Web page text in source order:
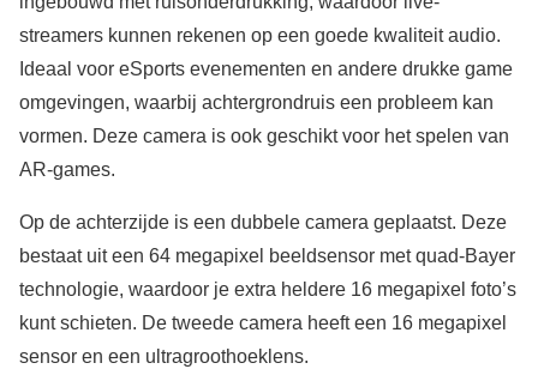
streamers kunnen rekenen op een goede kwaliteit audio.
Ideaal voor eSports evenementen en andere drukke game
omgevingen, waarbij achtergrondruis een probleem kan
vormen. Deze camera is ook geschikt voor het spelen van
AR-games.
Op de achterzijde is een dubbele camera geplaatst. Deze
bestaat uit een 64 megapixel beeldsensor met quad-Bayer
technologie, waardoor je extra heldere 16 megapixel foto’s
kunt schieten. De tweede camera heeft een 16 megapixel
sensor en een ultragroothoeklens.